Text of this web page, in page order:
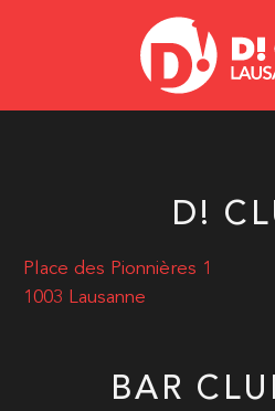
D!
Place des Pionnières 1
1003 Lausanne
BAR